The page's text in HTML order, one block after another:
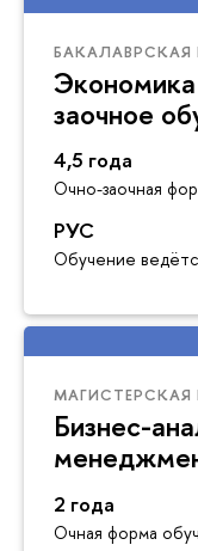
БАКАЛАВРСКАЯ
заочное
4,5 года
Очно-заочная
РУС
Обучение
Бизнес-
2 года
Очная форма